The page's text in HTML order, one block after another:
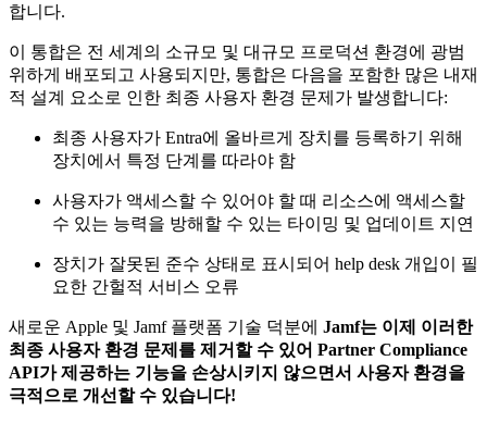
합니다.
이 통합은 전 세계의 소규모 및 대규모 프로덕션 환경에 광범
위하게 배포되고 사용되지만, 통합은 다음을 포함한 많은 내재
적 설계 요소로 인한 최종 사용자 환경 문제가 발생합니다:
최종 사용자가 Entra에 올바르게 장치를 등록하기 위해
장치에서 특정 단계를 따라야 함
사용자가 액세스할 수 있어야 할 때 리소스에 액세스할
수 있는 능력을 방해할 수 있는 타이밍 및 업데이트 지연
장치가 잘못된 준수 상태로 표시되어 help desk 개입이 필
요한 간헐적 서비스 오류
새로운 Apple 및 Jamf 플랫폼 기술 덕분에 Jamf는 이제 이러한
최종 사용자 환경 문제를 제거할 수 있어 Partner Compliance
API가 제공하는 기능을 손상시키지 않으면서 사용자 환경을
극적으로 개선할 수 있습니다!